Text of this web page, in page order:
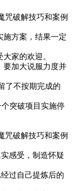
咒破解技巧和案例
施方案，结果一定
家的欢迎。
要加大说服力度并
了不按期完成的
突破项目实施停
咒破解技巧和案例
感受，制造怀疑
过自己提炼后的